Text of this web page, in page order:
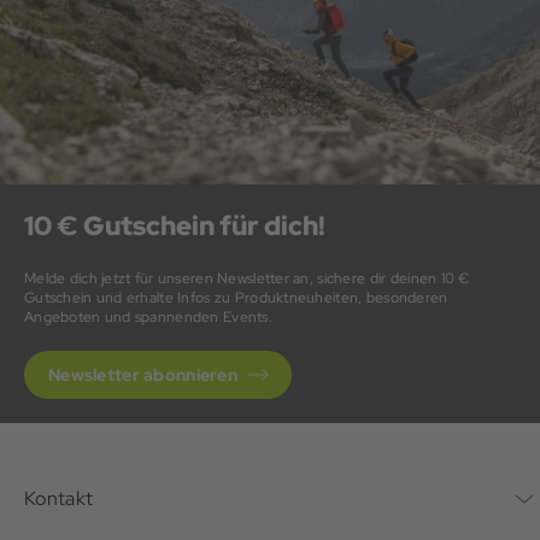
10 € Gutschein für dich!
Melde dich jetzt für unseren Newsletter an, sichere dir deinen 10 €
Gutschein und erhalte Infos zu Produktneuheiten, besonderen
Angeboten und spannenden Events.
Newsletter abonnieren
Kontakt